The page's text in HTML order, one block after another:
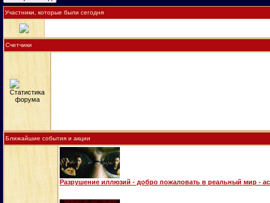
Участники, которые были сегодня
Счетчики
Ближайшие события и акции
Разрушение иллюзий - добро пожаловать в реальный мир -